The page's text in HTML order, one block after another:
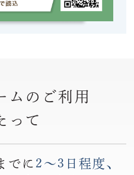
ムのご利用
って
でに 2〜3日程度、